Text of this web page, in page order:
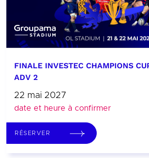
FINALE INVESTEC CHAMPIONS
ADV 2
22 mai 2027
date et heure à confirmer
RÉSERVER